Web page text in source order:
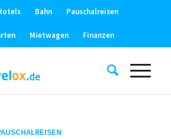
Bahn Pauschalreisen
Mietwagen Finanzen